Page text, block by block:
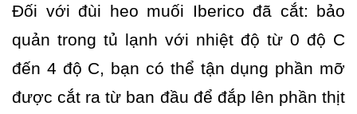
Đối với đùi heo muối Iberico đã cắt: bảo
quản trong tủ lạnh với nhiệt độ từ 0 độ C
đến 4 độ C, bạn có thể tận dụng phần mỡ
được cắt ra từ ban đầu để đắp lên phần thịt